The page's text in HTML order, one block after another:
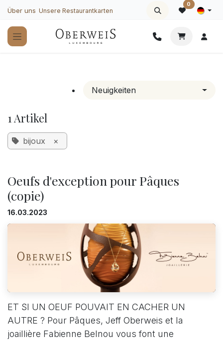
Zum Inhalt springen
Über uns Unsere Restaurantkarten
0
Neuigkeiten
1 Artikel
bijoux ×
Oeufs d'exception pour Pâques
(copie)
16.03.2023
ET SI UN OEUF POUVAIT EN CACHER UN
AUTRE ? Pour Pâques, Jeff Oberweis et la
joaillière Fabienne Belnou vous font une